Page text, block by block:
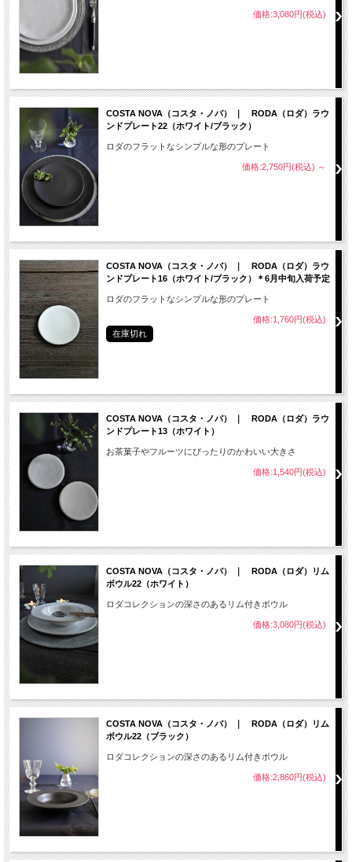
価格:3,080円(税込)
COSTA NOVA（コスタ・ノバ） ｜ RODA（ロダ）ラウ
ンドプレート22（ホワイト/ブラック）
ロダのフラットなシンプルな形のプレート
価格:2,750円(税込) ～
COSTA NOVA（コスタ・ノバ） ｜ RODA（ロダ）ラウ
ンドプレート16（ホワイト/ブラック）＊6月中旬入荷予定
ロダのフラットなシンプルな形のプレート
価格:1,760円(税込)
在庫切れ
COSTA NOVA（コスタ・ノバ） ｜ RODA（ロダ）ラウ
ンドプレート13（ホワイト）
お茶菓子やフルーツにぴったりのかわいい大きさ
価格:1,540円(税込)
COSTA NOVA（コスタ・ノバ） ｜ RODA（ロダ）リム
ボウル22（ホワイト）
ロダコレクションの深さのあるリム付きボウル
価格:3,080円(税込)
COSTA NOVA（コスタ・ノバ） ｜ RODA（ロダ）リム
ボウル22（ブラック）
ロダコレクションの深さのあるリム付きボウル
価格:2,860円(税込)